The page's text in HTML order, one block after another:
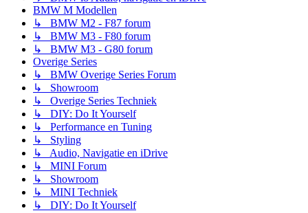
BMW M Modellen
↳ BMW M2 - F87 forum
↳ BMW M3 - F80 forum
↳ BMW M3 - G80 forum
Overige Series
↳ BMW Overige Series Forum
↳ Showroom
↳ Overige Series Techniek
↳ DIY: Do It Yourself
↳ Performance en Tuning
↳ Styling
↳ Audio, Navigatie en iDrive
↳ MINI Forum
↳ Showroom
↳ MINI Techniek
↳ DIY: Do It Yourself